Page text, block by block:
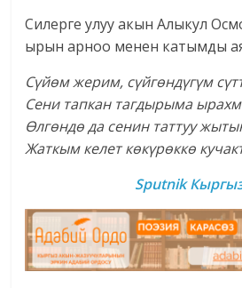
Силерге улуу акын Алыкул
ырын арноо менен катымды
Сүйөм жерим, сүйгөндүгүм
Сени тапкан тагдырыма
Өлгөндө да сенин таттуу
Жаткым келет көкүрөккө
Sputnik